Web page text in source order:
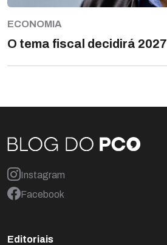
ECONOMIA
O tema fiscal decidirá 2027
Instagram
Facebook
Editoriais